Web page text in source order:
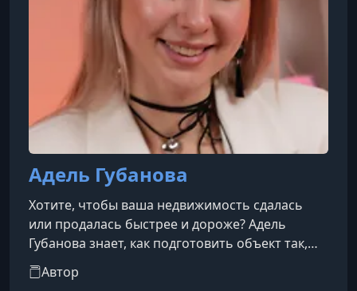
Адель Губанова
Хотите, чтобы ваша недвижимость сдалась
или продалась быстрее и дороже? Адель
Губанова знает, как подготовить объект так,
чтобы клиенты влюблялись с первого взгляда
— и сделка состоялась максимально выгодно.
Автор